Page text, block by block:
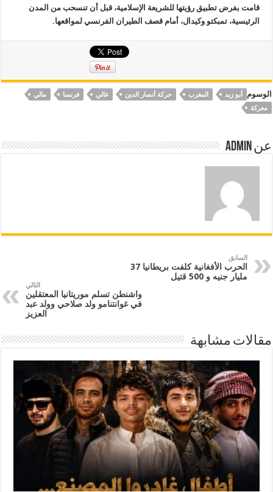
قامت بفرض تطبيق رؤيتها للشريعة الإسلامية، قبل أن تنسحب من المدن
الرئيسية، تمبكتو وكيدال، أمام قصف الطيران الفرنسي لمواقعها.
الوسوم أبو زيد المغرب حركة أنصار الدين غالي فرنسا
مالي
معركة
عن Admin
السابق
الحرب الأفغانية كلفت بريطانيا 37
مليار جنيه و 500 قتيل
التالي
واشنطن تسلم موريتانيا المعتقلين
في غوانتنامو ولد صلاحي وولد عبد
العزيز
مقالات مشابهة